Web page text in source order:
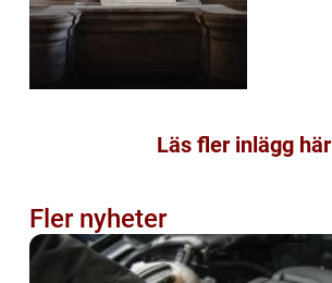
Läs fler inlägg här
Fler nyheter